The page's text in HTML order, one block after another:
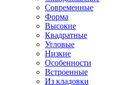
Современные
Форма
Высокие
Квадратные
Угловые
Низкие
Особенности
Встроенные
Из кладовки